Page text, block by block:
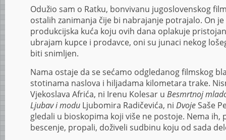
Odužio sam o Ratku, bonvivanu jugoslovenskog
ostalih zanimanja čije bi nabrajanje potrajalo. On
produkcijska kuća koju ovih dana oplakuje
ubrajam kupce i prodavce, oni su junaci nekog
biti snimljen.
Nama ostaje da se sećamo odgledanog filmskog
stotinama naslova i hiljadama kilometara trake.
Vjekoslava Afrića, ni Irenu Kolesar u Besmrtnoj
Ljubav i modu Ljubomira Radičevića, ni DvojeSaše
gledali u bioskopima koji više ne postoje. Nema ih,
bescenje, propali, doživeli sudbinu koju od sada